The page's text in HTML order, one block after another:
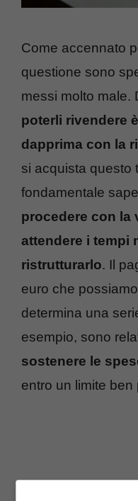
Come accennato
questione sono
messi molto male.
poterli rivendere
dapprima con la
si acquista questo
fondamentale
procedere con la
attendere i tempi
ristrutturarlo. Il
euro che
determina una
esempio, sono
sostenere le
entro un limite ben